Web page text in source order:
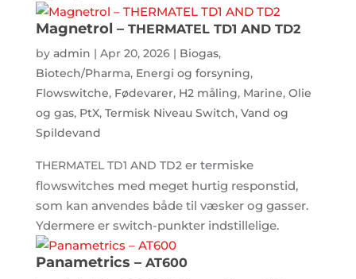
Magnetrol – THERMATEL TD1 AND TD2
by admin | Apr 20, 2026| Biogas,
Biotech/Pharma, Energi og forsyning,
Flowswitche, Fødevarer, H2 måling, Marine, Olie
og gas, PtX, Termisk Niveau Switch, Vand og
Spildevand
THERMATEL TD1 AND TD2er termiske
flowswitches med meget hurtig responstid,
som kan anvendes både til væsker og gasser.
Ydermere er switch-punkter indstillelige.
Panametrics – AT600